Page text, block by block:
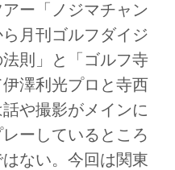
ー「ノジマチャン
月刊ゴルフダイジ
則」と「ゴルフ寺
澤利光プロと寺西
や撮影がメインに
ーしているところ
ない。今回は関東